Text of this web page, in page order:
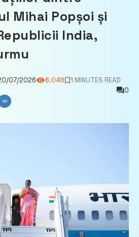
Mihai Popșoi și
India,
07/2026 6.049
1 MINUTES READ
0